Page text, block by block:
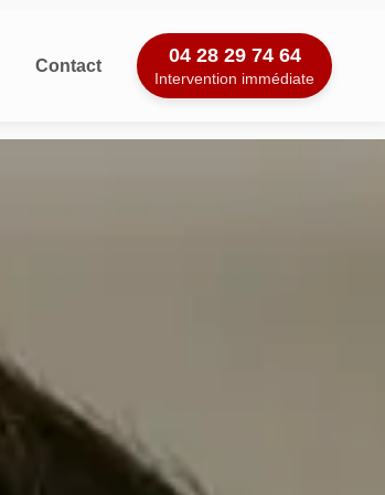
Contact 04 28 29 74 64
Intervention immédiate